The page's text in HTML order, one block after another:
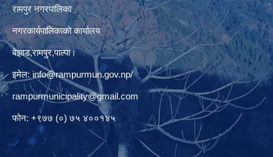
रामपुर नगरपालिका
नगरकार्यपालिकाको कार्यालय
बेझाड,रामपुर,पाल्पा।
इमेल: info@rampurmun.gov.np/
rampurmunicipality@gmail.com
फोन: +९७७ (०) ७५ ४००१४५